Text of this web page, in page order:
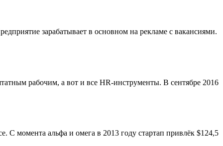
зарабатывает в основном на рекламе с вакансиями.
рабочим, а вот и все HR-инструменты. В сентябре 2016
С момента альфа и омега в 2013 году стартап привлёк $124,5